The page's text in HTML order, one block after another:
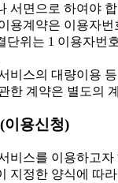
서면으로 하여야
용계약은 이용자번
단위는 1 이용자번
비스의 대량이용
한 계약은 별도의
이용신청)
비스를 이용하고자
지정한 양식에 따